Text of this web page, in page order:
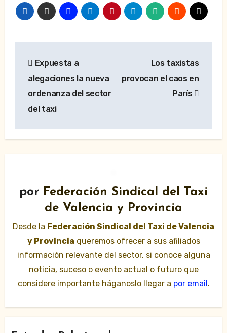
de
entradas
Expuesta a
alegaciones la nueva
ordenanza del sector
del taxi
Los taxistas
provocan el caos en
París
por Federación Sindical del Taxi
de Valencia y Provincia
Desde la Federación Sindical del Taxi de Valencia
y Provincia queremos ofrecer a sus afiliados
información relevante del sector, si conoce alguna
noticia, suceso o evento actual o futuro que
considere importante háganoslo llegar a por email.